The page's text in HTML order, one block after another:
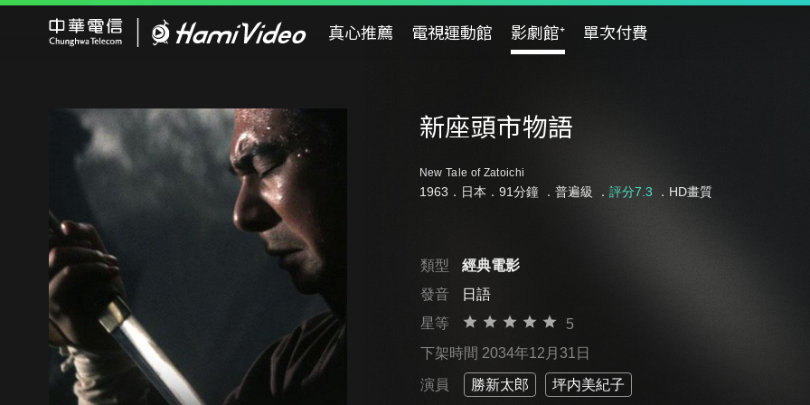
真心推薦 電視運動館 影劇館⁺ 單次付費
新座頭市物語
New Tale of Zatoichi
1963．日本．91分鐘 ． 普遍級 ． 評分7.3 ．HD畫質
類型
經典電影
發音
日語
星等
5
下架時間 2034年12月31日
演員 勝新太郎 坪内美紀子